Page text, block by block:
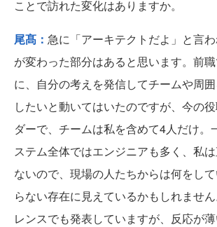
ことで訪れた変化はありますか。
尾髙： 急に「アーキテクトだよ」と言
が変わった部分はあると思います。前
に、自分の考えを発信してチームや周
したいと動いてはいたのですが、今の
ダーで、チームは私を含めて4人だけ。
ステム全体ではエンジニアも多く、私
ないので、現場の人たちからは何をし
らない存在に見えているかもしれませ
レンスでも発表していますが、反応が